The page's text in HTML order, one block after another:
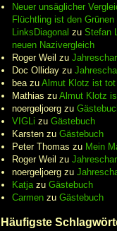
Neuer unsäglicher
Flüchtling ist den Grünen
LinksDiagonal zu Stefan
neuen Nazivergleich
Roger Weil zu
Doc Ollidayzu
beazu Almut Klotz ist
Mathias zu Almut Klotz
noergeljoergzu
VIGLi zu Gästebuch
Karstenzu Gästebuch
Peter Thomas zu Mein
Roger Weil zu
noergeljoergzu
Katjazu Gästebuch
Carmenzu Gästebuch
Häufigste